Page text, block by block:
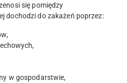
się pomiędzy
dochodzi do zakażeń poprzez:
w gospodarstwie,